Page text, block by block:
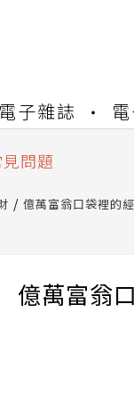
電子雜誌
合併與書櫃開
櫃開通與資產
合併與書櫃開通
億萬富翁口袋裡的
億萬富翁